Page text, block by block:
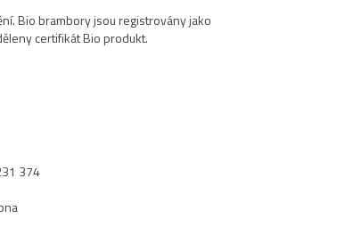
Bio brambory jsou registrovány jako
certifikát Bio produkt.
374